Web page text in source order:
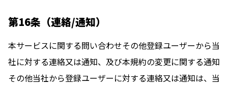
第16条（連絡/通知）
本サービスに関する問い合わせその他登録ユーザーから当
社に対する連絡又は通知、及び本規約の変更に関する通知
その他当社から登録ユーザーに対する連絡又は通知は、当